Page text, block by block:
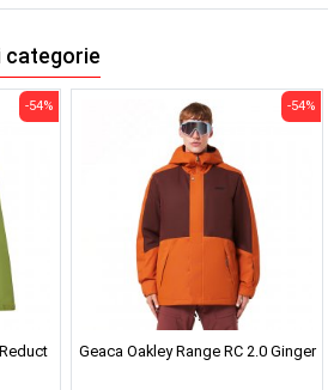
categorie
-54%
Geaca Oakley Range RC 2.0 Ginger
-54%